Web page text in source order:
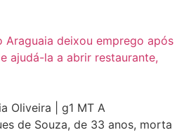
Oliveira | g1 MT A
de Souza, de 33 anos, morta